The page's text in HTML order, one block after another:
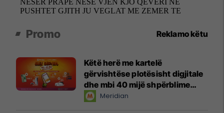
Promo Reklamo këtu
Këtë herë me kartelë
gërvishtëse plotësisht digjitale
dhe mbi 40 mijë shpërblime
instant!Meridian